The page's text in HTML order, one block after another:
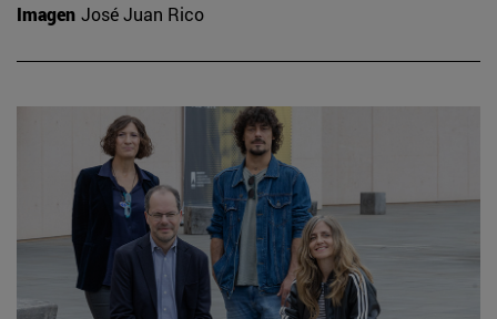
Imagen José Juan Rico